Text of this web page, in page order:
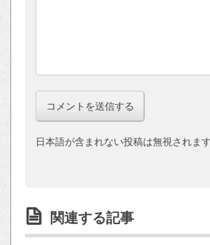
日本語が含まれない投稿は無視されま
関連する記事